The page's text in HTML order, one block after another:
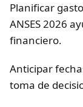
Planificar
ANSES 2026
financiero.
Anticipar
toma de